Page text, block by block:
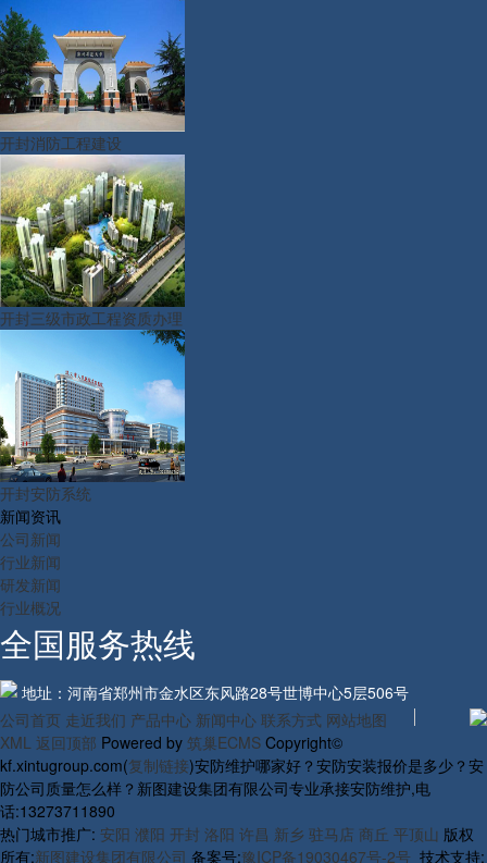
开封消防工程建设
开封三级市政工程资质办理
开封安防系统
新闻资讯
公司新闻
行业新闻
研发新闻
行业概况
全国服务热线
地址：河南省郑州市金水区东风路28号世博中心5层506号
公司首页 走近我们 产品中心 新闻中心 联系方式 网站地图
XML 返回顶部 Powered by 筑巢ECMS Copyright©
kf.xintugroup.com(复制链接)安防维护哪家好？安防安装报价是多少？安
防公司质量怎么样？新图建设集团有限公司专业承接安防维护,电
话:13273711890
热门城市推广: 安阳 濮阳 开封 洛阳 许昌 新乡 驻马店 商丘 平顶山 版权
所有:新图建设集团有限公司 备案号:豫ICP备19030467号-2号 技术支持: